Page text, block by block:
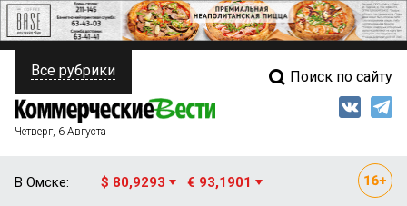
ПОЛИТИКА
ФИНАНСЫ
Свежий выпуск
Все рубрики Поиск по сайту
Четверг, 6 Августа
В Омске: $ 80,9293 € 93,1901